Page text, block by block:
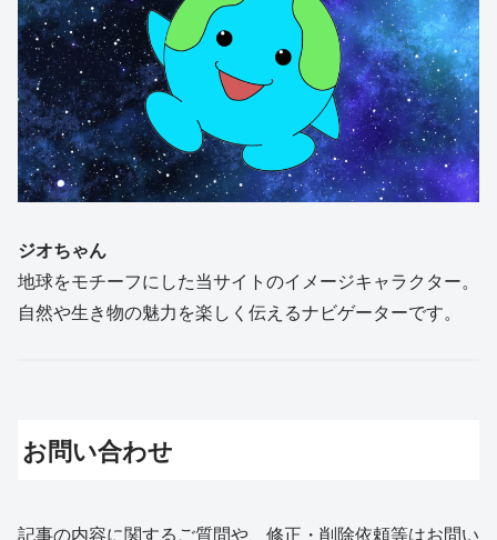
ジオちゃん
地球をモチーフにした当サイトのイメージキャラクター。
自然や生き物の魅力を楽しく伝えるナビゲーターです。
お問い合わせ
記事の内容に関するご質問や、修正・削除依頼等はお問い